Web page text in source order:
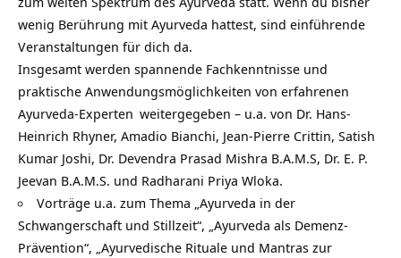
wenig Berührung mit Ayurveda hattest, sind einführende
Veranstaltungen für dich da.
Insgesamt werden spannende Fachkenntnisse und
praktische Anwendungsmöglichkeiten von erfahrenen
Ayurveda-Experten weitergegeben – u.a. von Dr. Hans-
Heinrich Rhyner, Amadio Bianchi, Jean-Pierre Crittin, Satish
Kumar Joshi, Dr. Devendra Prasad Mishra B.A.M.S, Dr. E. P.
Jeevan B.A.M.S. und Radharani Priya Wloka.
Vorträge u.a. zum Thema „Ayurveda in der
Schwangerschaft und Stillzeit“, „Ayurveda als Demenz-
Prävention“, „Ayurvedische Rituale und Mantras zur